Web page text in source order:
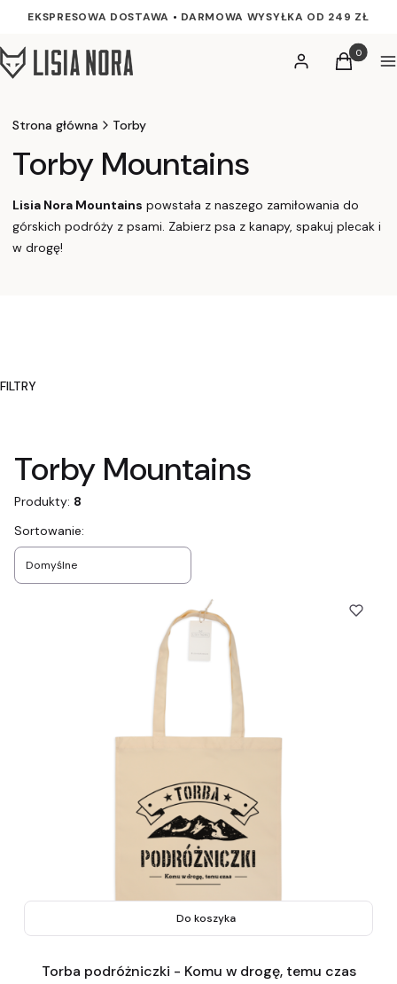
EKSPRESOWA DOSTAWA • DARMOWA WYSYŁKA OD 249 ZŁ
Zaloguj sięProdukty
Koszyk
Strona główna Torby
Torby Mountains
Lisia Nora Mountains powstała z naszego zamiłowania do
górskich podróży z psami. Zabierz psa z kanapy, spakuj plecak i
w drogę!
FILTRY
Torby Mountains
Produkty: 8
Lista produktów
Sortowanie:
Domyślne
Do koszyka
Torba podróżniczki - Komu w drogę, temu czas